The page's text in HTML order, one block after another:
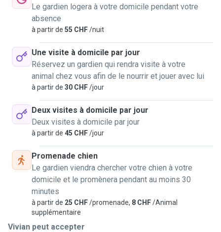
Le gardien logera à votre domicile pendant votre
absence
à partir de 55 CHF/nuit
Une visite à domicile par jour
Réservez un gardien qui rendra visite à votre
animal chez vous afin de le nourrir et jouer avec lui
à partir de 30 CHF/jour
Deux visites à domicile par jour
Deux visites à domicile par jour
à partir de 45 CHF/jour
Promenade chien
Le gardien viendra chercher votre chien à votre
domicile et le promènera pendant au moins 30
minutes
à partir de 25 CHF/promenade, 8 CHF/Animal
supplémentaire
Vivian peut accepter